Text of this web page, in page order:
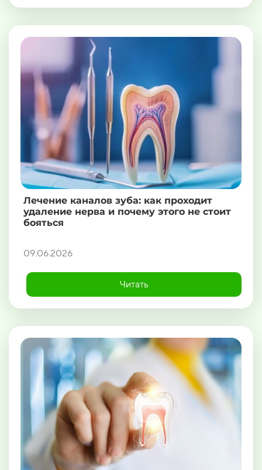
Лечение каналов зуба: как проходит
удаление нерва и почему этого не стоит
бояться
09.06.2026
Читать